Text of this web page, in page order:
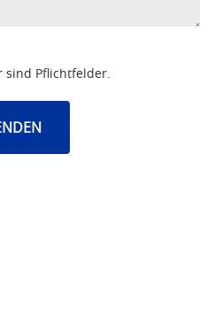
sind Pflichtfelder.